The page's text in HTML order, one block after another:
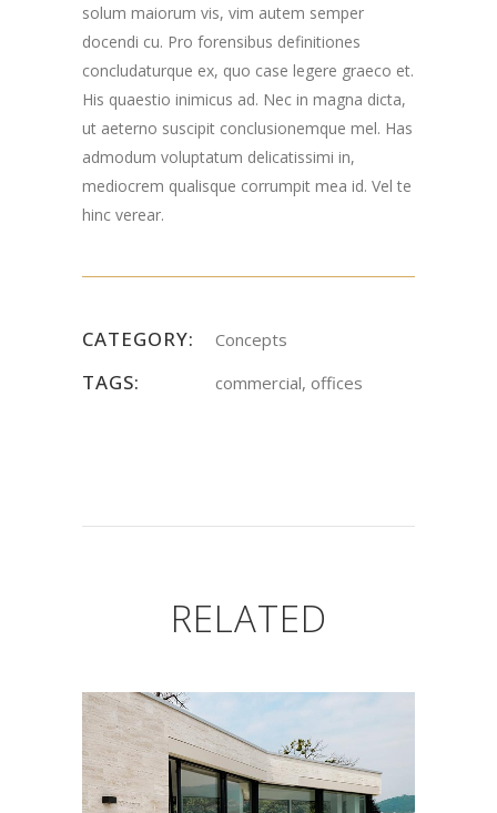
solum maiorum vis, vim autem semper
docendi cu. Pro forensibus definitiones
concludaturque ex, quo case legere graeco et.
His quaestio inimicus ad. Nec in magna dicta,
ut aeterno suscipit conclusionemque mel. Has
admodum voluptatum delicatissimi in,
mediocrem qualisque corrumpit mea id. Vel te
hinc verear.
CATEGORY: Concepts
TAGS: commercial, offices
RELATED